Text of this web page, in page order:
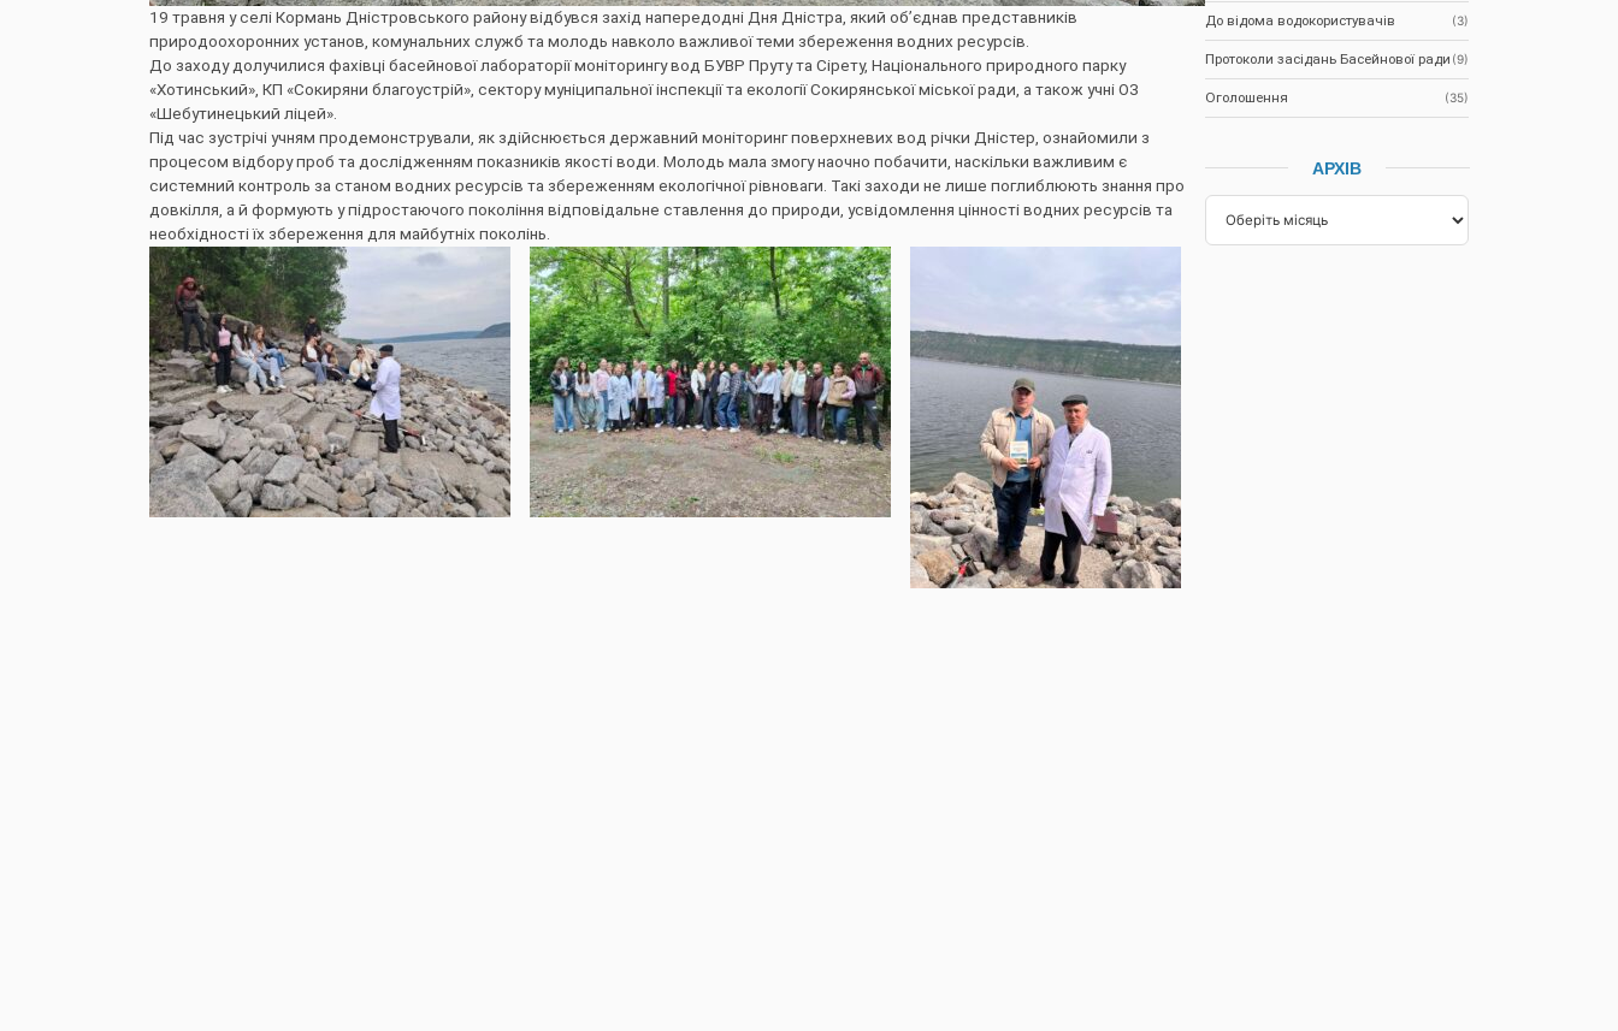
19 травня у селі Кормань Дністровського району відбувся захід напередодні Дня Дністра, який об’єднав представників
природоохоронних установ, комунальних служб та молодь навколо важливої теми збереження водних ресурсів.
До заходу долучилися фахівці басейнової лабораторії моніторингу вод БУВР Пруту та Сірету, Національного природного парку
«Хотинський», КП «Сокиряни благоустрій», сектору муніципальної інспекції та екології Сокирянської міської ради, а також учні ОЗ
«Шебутинецький ліцей».
Під час зустрічі учням продемонстрували, як здійснюється державний моніторинг поверхневих вод річки Дністер, ознайомили з
процесом відбору проб та дослідженням показників якості води. Молодь мала змогу наочно побачити, наскільки важливим є
системний контроль за станом водних ресурсів та збереженням екологічної рівноваги. Такі заходи не лише поглиблюють знання про
довкілля, а й формують у підростаючого покоління відповідальне ставлення до природи, усвідомлення цінності водних ресурсів та
необхідності їх збереження для майбутніх поколінь.
До відома водокористувачів (3)
Протоколи засідань Басейнової ради (9)
Оголошення (35)
АРХІВ